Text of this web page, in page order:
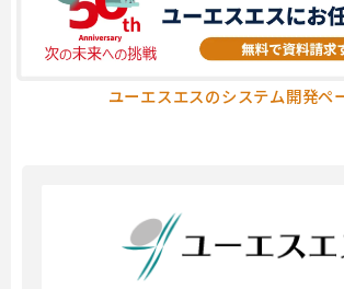
ユーエスエスのシステム開発ペ